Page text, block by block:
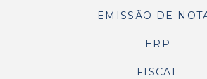
EMISSÃO DE
ERP
FISCAL